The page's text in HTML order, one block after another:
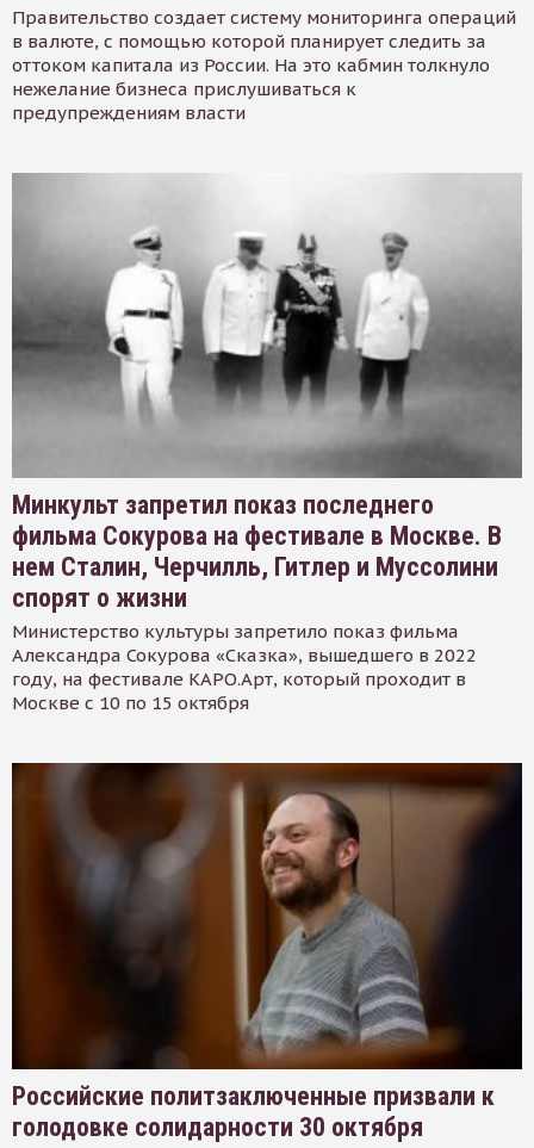
Правительство создает систему мониторинга операций
в валюте, с помощью которой планирует следить за
оттоком капитала из России. На это кабмин толкнуло
нежелание бизнеса прислушиваться к
предупреждениям власти
Минкульт запретил показ последнего
фильма Сокурова на фестивале в Москве. В
нем Сталин, Черчилль, Гитлер и Муссолини
спорят о жизни
Министерство культуры запретило показ фильма
Александра Сокурова «Сказка», вышедшего в 2022
году, на фестивале КАРО.Арт, который проходит в
Москве с 10 по 15 октября
Российские политзаключенные призвали к
голодовке солидарности 30 октября